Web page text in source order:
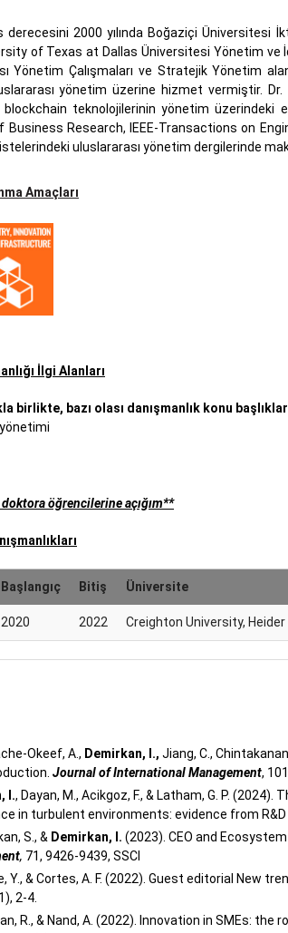
derecesini 2000 yılında Boğaziçi Üniversitesi
of Texas at Dallas Üniversitesi Yönetim ve
Yönetim Çalışmaları ve Stratejik Yönetim
yönetim üzerine hizmet vermiştir. Dr.
blockchain teknolojilerinin yönetim üzerindeki
Business Research, IEEE-Transactions on
uluslararası yönetim dergilerinde
Amaçları
İlgi Alanları
birlikte, bazı olası danışmanlık konu
öğrencilerine açığım**
Başlangıç Bitiş Üniversite
2020 2022 Creighton University,
Okeef, A., Demirkan, I., Jiang, C.,
Journal of International Management,
I., Dayan, M., Acikgoz, F., & Latham, G. P.
in turbulent environments: evidence from R&D
S., & Demirkan, I. (2023). CEO and
, 71, 9426-9439, SSCI
Y., & Cortes, A. F. (2022). Guest editorial New
2-4.
R., & Nand, A. (2022). Innovation in SMEs: the